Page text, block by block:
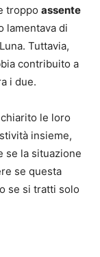
troppo assente
lamentava di
Tuttavia,
contribuito a
i due.
le loro
insieme,
se la situazione
se questa
se si tratti solo